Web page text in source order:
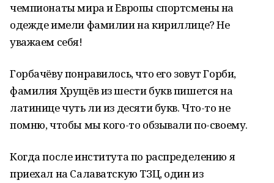
чемпионаты мира и Европы спортсмены на
одежде имели фамилии на кириллице? Не
уважаем себя!
Горбачёву понравилось, что его зовут Горби,
фамилия Хрущёв из шести букв пишется на
латинице чуть ли из десяти букв. Что-то не
помню, чтобы мы кого-то обзывали по-своему.
Когда после института по распределению я
приехал на Салаватскую ТЗЦ, один из